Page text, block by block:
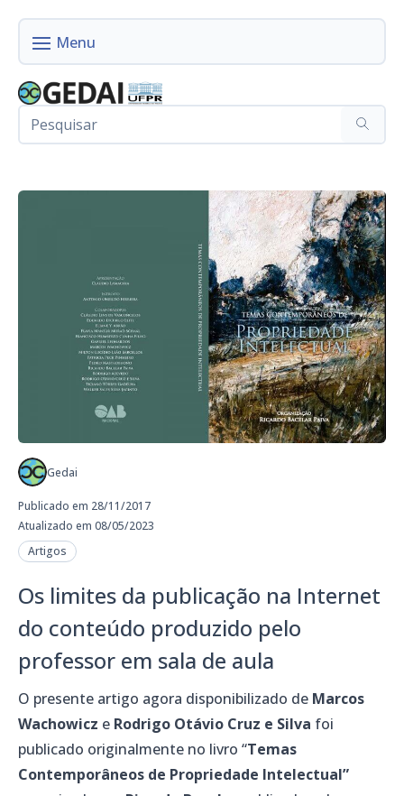
Gedai
Publicado em 28/11/2017
Atualizado em 08/05/2023
Artigos
Os limites da publicação na Internet
do conteúdo produzido pelo
professor em sala de aula
O presente artigo agora disponibilizado de Marcos
Wachowicz e Rodrigo Otávio Cruz e Silva foi
publicado originalmente no livro “Temas
Contemporâneos de Propriedade Intelectual”